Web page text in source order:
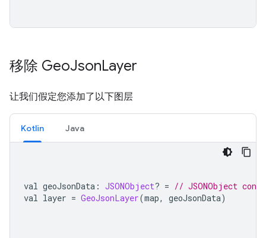
移除 GeoJsonLayer
让我们假定您添加了以下图层
Kotlin Java
val geoJsonData : JSONObject? = // JSONObject
val layer = GeoJsonLayer(map, geoJsonData)